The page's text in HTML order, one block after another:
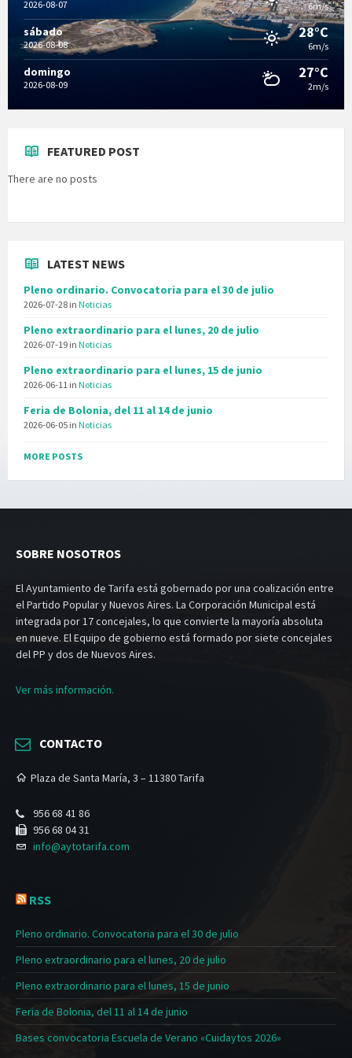
2026-08-07 6m/s
sábado
2026-08-08
28°C
6m/s
domingo
2026-08-09
27°C
2m/s
FEATURED POST
There are no posts
LATEST NEWS
Pleno ordinario. Convocatoria para el 30 de julio
2026-07-28 in Noticias
Pleno extraordinario para el lunes, 20 de julio
2026-07-19 in Noticias
Pleno extraordinario para el lunes, 15 de junio
2026-06-11 in Noticias
Feria de Bolonia, del 11 al 14 de junio
2026-06-05 in Noticias
MORE POSTS
SOBRE NOSOTROS
El Ayuntamiento de Tarifa está gobernado por una coalización entre
el Partido Popular y Nuevos Aires. La Corporación Municipal está
integrada por 17 concejales, lo que convierte la mayoría absoluta
en nueve. El Equipo de gobierno está formado por siete concejales
del PP y dos de Nuevos Aires.
Ver más información.
CONTACTO
Plaza de Santa María, 3 – 11380 Tarifa
956 68 41 86
956 68 04 31
info@aytotarifa.com
RSS
Pleno ordinario. Convocatoria para el 30 de julio
Pleno extraordinario para el lunes, 20 de julio
Pleno extraordinario para el lunes, 15 de junio
Feria de Bolonia, del 11 al 14 de junio
Bases convocatoria Escuela de Verano «Cuidaytos 2026»